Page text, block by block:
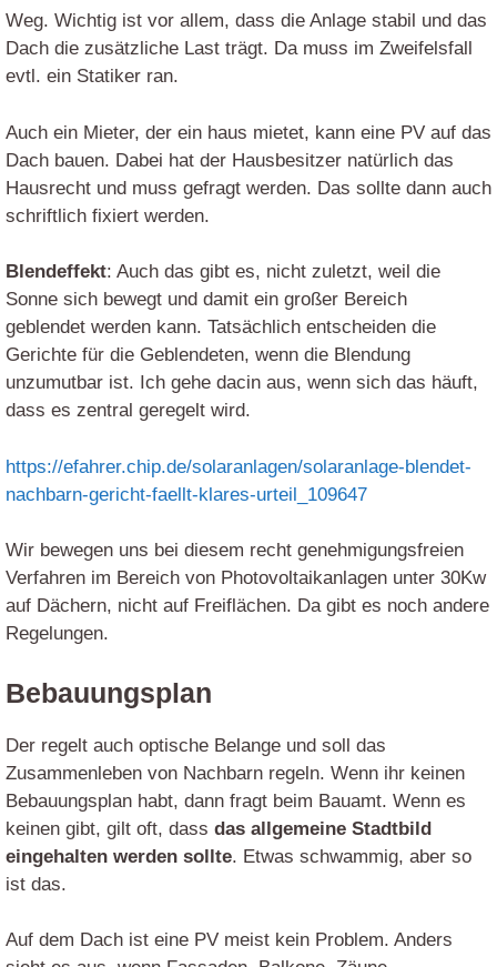
Weg. Wichtig ist vor allem, dass die Anlage stabil und das
Dach die zusätzliche Last trägt. Da muss im Zweifelsfall
evtl. ein Statiker ran.
Auch ein Mieter, der ein haus mietet, kann eine PV auf das
Dach bauen. Dabei hat der Hausbesitzer natürlich das
Hausrecht und muss gefragt werden. Das sollte dann auch
schriftlich fixiert werden.
Blendeffekt: Auch das gibt es, nicht zuletzt, weil die
Sonne sich bewegt und damit ein großer Bereich
geblendet werden kann. Tatsächlich entscheiden die
Gerichte für die Geblendeten, wenn die Blendung
unzumutbar ist. Ich gehe dacin aus, wenn sich das häuft,
dass es zentral geregelt wird.
https://efahrer.chip.de/solaranlagen/solaranlage-blendet-
nachbarn-gericht-faellt-klares-urteil_109647
Wir bewegen uns bei diesem recht genehmigungsfreien
Verfahren im Bereich von Photovoltaikanlagen unter 30Kw
auf Dächern, nicht auf Freiflächen. Da gibt es noch andere
Regelungen.
Bebauungsplan
Der regelt auch optische Belange und soll das
Zusammenleben von Nachbarn regeln. Wenn ihr keinen
Bebauungsplan habt, dann fragt beim Bauamt. Wenn es
keinen gibt, gilt oft, dass das allgemeine Stadtbild
eingehalten werden sollte. Etwas schwammig, aber so
ist das.
Auf dem Dach ist eine PV meist kein Problem. Anders